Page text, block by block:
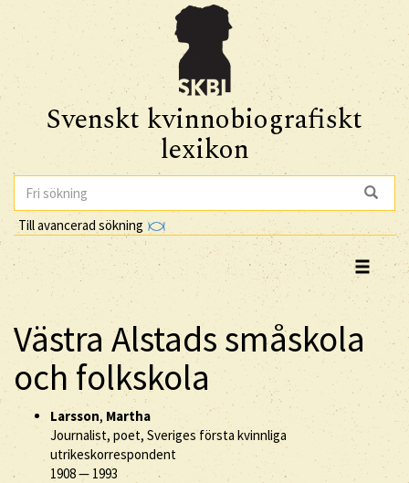
Svenskt kvinnobiografiskt
lexikon
Till avancerad sökning
Västra Alstads småskola
och folkskola
Larsson, Martha
Journalist, poet, Sveriges första kvinnliga
utrikeskorrespondent
1908—1993